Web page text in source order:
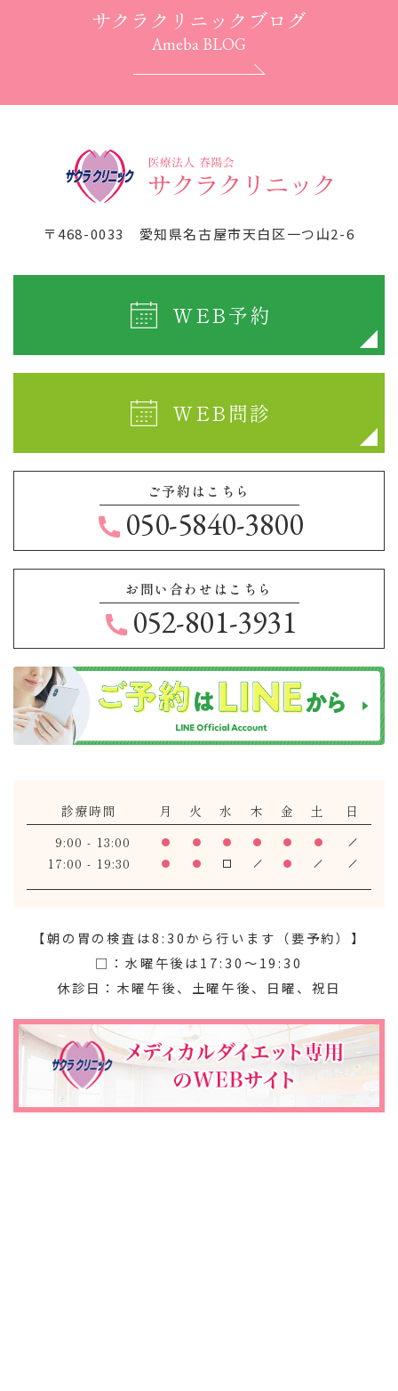
サクラクリニックブログ
Ameba BLOG
〒468-0033 愛知県名古屋市天白区一つ山2-6
WEB予約
WEB問診
ご予約はこちら
050-5840-3800
お問い合わせはこちら
052-801-3931
診療時間
9:00 - 13:00
17:00 - 19:30
月 火 水 木 金 土 日
【朝の胃の検査は8:30から行います（要予約）】
□：水曜午後は17:30～19:30
休診日：木曜午後、土曜午後、日曜、祝日